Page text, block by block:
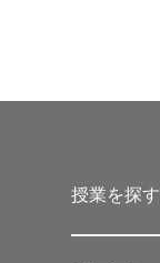
授業を探す